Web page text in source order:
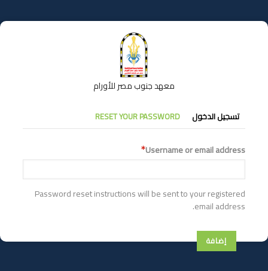
إلى
المحتوى
معهد جنوب مصر للأورام
التبويبات
الأساسية
تسجيل الدخول RESET YOUR PASSWORD
Username or email address
Password reset instructions will be sent to your registered
email address.